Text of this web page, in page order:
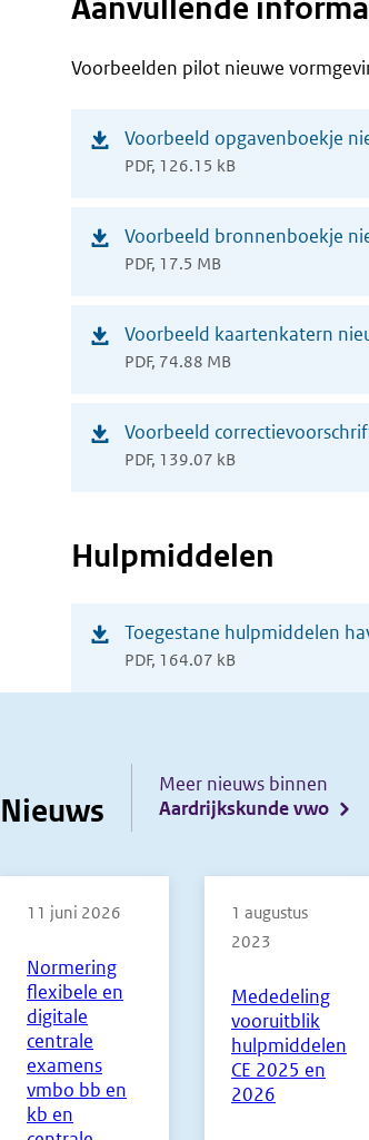
Aanvullende
Voorbeelden pilot nieuwe
Voorbeeld opgavenboekje
PDF, 126.15 kB
(opent
venster)
Voorbeeld bronnenboekje
PDF, 17.5 MB
(opent
venster)
Voorbeeld kaartenkatern
PDF, 74.88 MB
(opent
venster)
Voorbeeld
PDF, 139.07 kB
(opent
venster)
Hulpmiddelen
Toegestane hulpmiddelen
PDF, 164.07 kB
(opent
Nieuws
Normering
flexibele en
digitale
centrale
examens
vmbo bb en
kb en
11 juni 2026
Mededeling
vooruitblik
hulpmiddelen
CE 2025 en
2026
1 augustus
2023
Meer nieuws binnen
Aardrijkskunde vwo